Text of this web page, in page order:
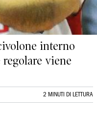
interno
viene
2 MINUTI DI LETTURA